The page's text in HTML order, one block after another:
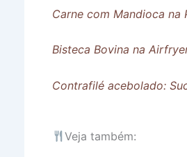
Carne com Mandioca na
Bisteca Bovina na
Contrafilé acebolado:
Veja também: